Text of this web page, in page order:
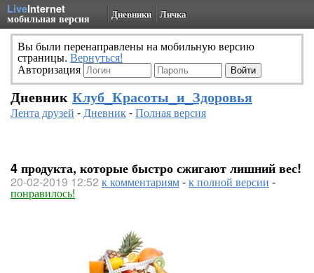
LiveInternet
мобильная версия Дневники Личка
Вы были перенаправлены на мобильную версию
страницы. Вернуться!
Авторизация
Дневник Клуб_Красоты_и_Здоровья
Лента друзей -Дневник-Полная версия
4 продукта, которые быстро сжигают лишний вес!
20-02-2019 12:52 к комментариям-к полной версии -
понравилось!